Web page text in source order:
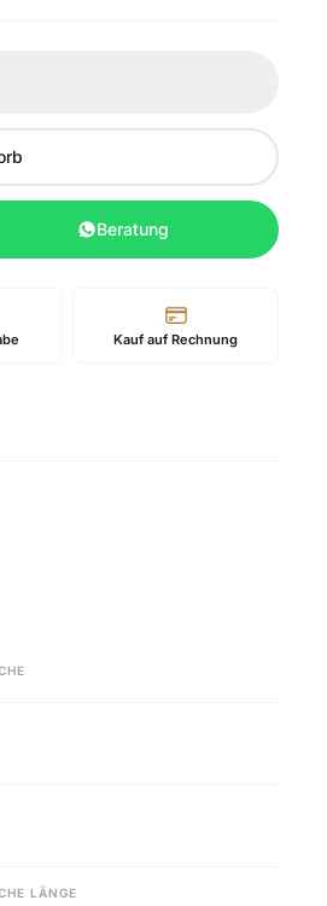
Beratung
Kauf auf Rechnung
LÄNGE